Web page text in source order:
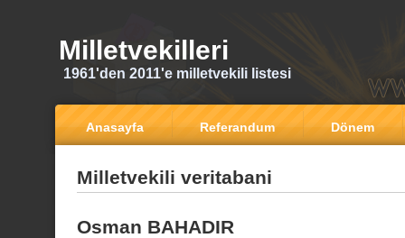
Milletvekilleri
1961'den 2011'e milletvekili listesi
Anasayfa Referandum Dönem
Milletvekili veritabani
Osman BAHADIR